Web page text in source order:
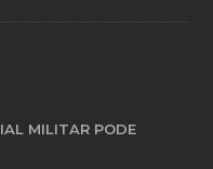
MILITAR PODE